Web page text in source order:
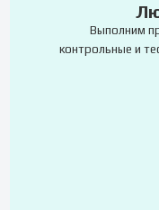
Выполним
контрольные и